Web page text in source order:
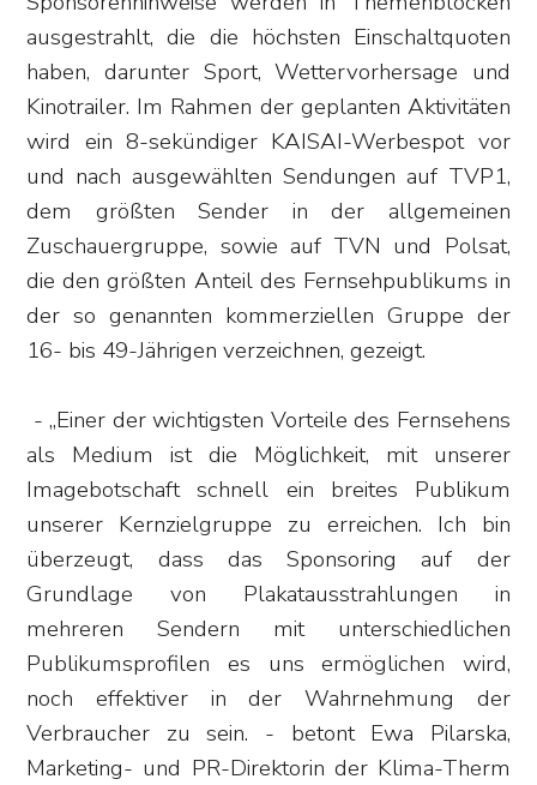
ausgestrahlt, die die höchsten Einschaltquoten
haben, darunter Sport, Wettervorhersage und
Kinotrailer. Im Rahmen der geplanten Aktivitäten
wird ein 8-sekündiger KAISAI-Werbespot vor
und nach ausgewählten Sendungen auf TVP1,
dem größten Sender in der allgemeinen
Zuschauergruppe, sowie auf TVN und Polsat,
die den größten Anteil des Fernsehpublikums in
der so genannten kommerziellen Gruppe der
16- bis 49-Jährigen verzeichnen, gezeigt.
- „Einer der wichtigsten Vorteile des Fernsehens
als Medium ist die Möglichkeit, mit unserer
Imagebotschaft schnell ein breites Publikum
unserer Kernzielgruppe zu erreichen. Ich bin
überzeugt, dass das Sponsoring auf der
Grundlage von Plakatausstrahlungen in
mehreren Sendern mit unterschiedlichen
Publikumsprofilen es uns ermöglichen wird,
noch effektiver in der Wahrnehmung der
Verbraucher zu sein. - betont Ewa Pilarska,
Marketing- und PR-Direktorin der Klima-Therm